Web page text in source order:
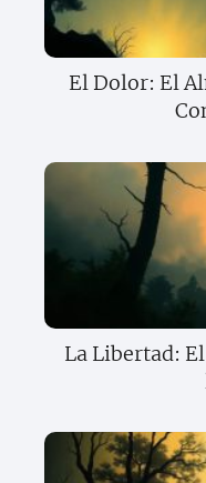
El Dolor: El
La Libertad: